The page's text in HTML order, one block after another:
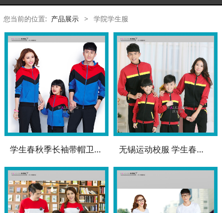
您当前的位置: 产品展示 > 学院学生服
学生春秋季长袖带帽卫衣运动校服WK-SC5905 无锡运动校服 学生春秋季运动校服WK-SC5904